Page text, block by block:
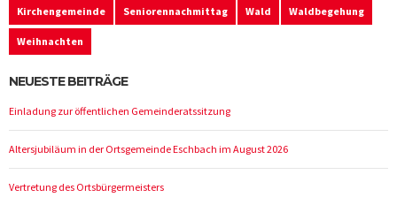
Kirchengemeinde Seniorennachmittag Wald Waldbegehung
Weihnachten
NEUESTE BEITRÄGE
Einladung zur öffentlichen Gemeinderatssitzung
Altersjubiläum in der Ortsgemeinde Eschbach im August 2026
Vertretung des Ortsbürgermeisters